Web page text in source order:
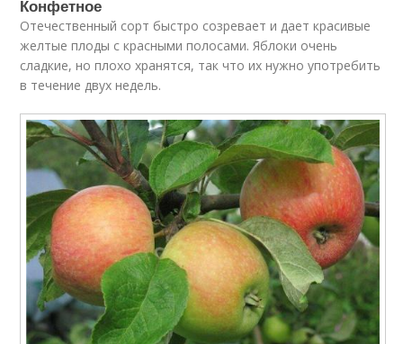
Конфетное
Отечественный сорт быстро созревает и дает красивые
желтые плоды с красными полосами. Яблоки очень
сладкие, но плохо хранятся, так что их нужно употребить
в течение двух недель.